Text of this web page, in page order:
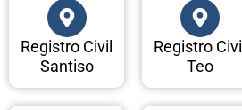
Registro Civil
Santiso
Registro Civil
Teo